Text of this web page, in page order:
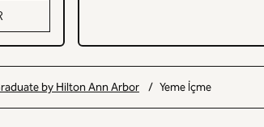
by Hilton Ann Arbor / Yeme İçme